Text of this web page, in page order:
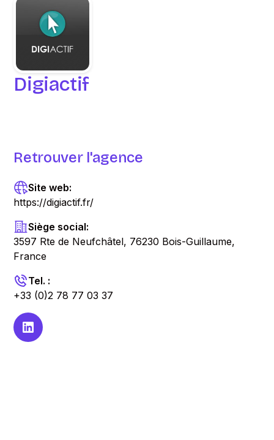
Digiactif
Retrouver l'agence
Site web:
https://digiactif.fr/
Siège social:
3597 Rte de Neufchâtel, 76230 Bois-Guillaume,
France
Tel. :
+33 (0)2 78 77 03 37